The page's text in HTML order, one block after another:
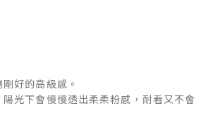
好的高級感。
光下會慢慢透出柔柔粉感，耐看又不會